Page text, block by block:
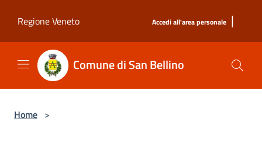
Regione Veneto
Accedi all'area personale |
Comune di San Bellino
Home >